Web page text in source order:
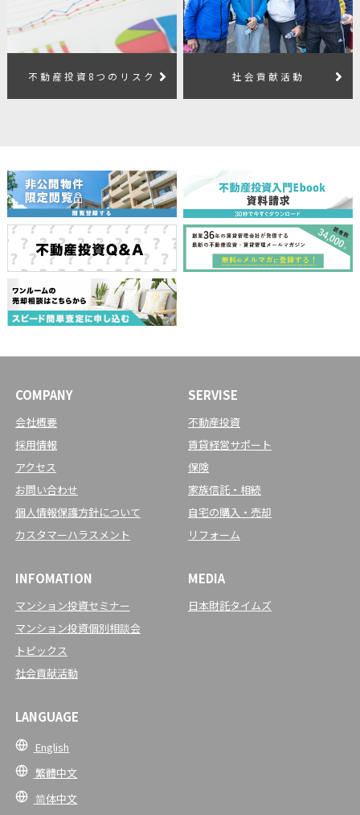
不動産投資8つのリスク 社会貢献活動
COMPANY
会社概要
採用情報
アクセス
お問い合わせ
個人情報保護方針について
カスタマーハラスメント
SERVISE
不動産投資
賃貸経営サポート
保険
家族信託・相続
自宅の購入・売却
リフォーム
INFOMATION
マンション投資セミナー
マンション投資個別相談会
トピックス
社会貢献活動
MEDIA
日本財託タイムズ
LANGUAGE
English
繁體中文
简体中文